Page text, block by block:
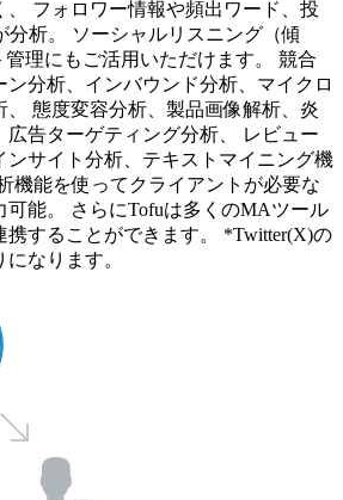
、 フォロワー情報や頻出ワード、投
析。 ソーシャルリスニング（傾
理にもご活用いただけます。 競合
ン分析、インバウンド分析、マイクロ
、 態度変容分析、製品画像解析、炎
広告ターゲティング分析、 レビュー
ンサイト分析、テキストマイニング機
機能を使ってクライアントが必要な
可能。 さらにTofuは多くのMAツール
することができます。 *Twitter(X)の
なります。